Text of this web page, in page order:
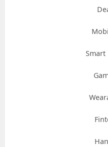
Smart